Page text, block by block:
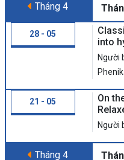
Tháng 4
28 - 05
into
Người
21 - 05
On
Người
Tháng 4